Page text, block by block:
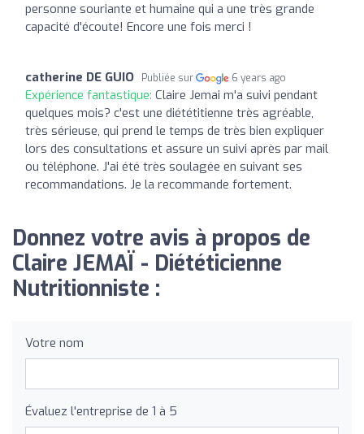
personne souriante et humaine qui a une très grande
capacité d'écoute! Encore une fois merci !
catherine DE GUIO Publiée sur 6 years ago
Expérience fantastique: Claire Jemai m'a suivi pendant
quelques mois? c'est une diététitienne très agréable,
très sérieuse, qui prend le temps de très bien expliquer
lors des consultations et assure un suivi après par mail
ou téléphone. J'ai été très soulagée en suivant ses
recommandations. Je la recommande fortement.
Donnez votre avis à propos de
Claire JEMAÏ - Diététicienne
Nutritionniste :
Votre nom
Évaluez l'entreprise de 1 à 5